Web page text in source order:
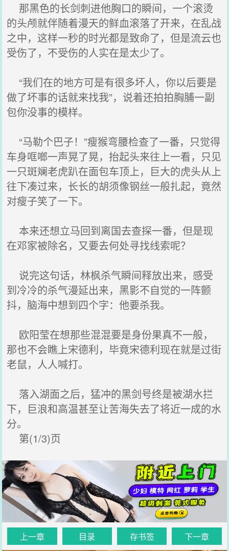
那黑色的长剑刺进他胸口的瞬间，一个滚烫
的头颅就伴随着漫天的鲜血滚落了开来，在乱战
之中，这样一秒的时光都是致命了，但是流云也
受伤了，不受伤的人实在是太少了。
“我们在的地方可是有很多坏人，你以后要是
做了坏事的话就来找我”，说着还拍拍胸脯一副
包你没事的模样。
“马勒个巴子！”瘦猴弯腰检查了一番，只觉得
车身哐啷一声晃了晃，抬起头来往上一看，只见
一只斑斓老虎趴在面包车顶上，巨大的虎头从上
往下凑过来，长长的胡须像钢丝一般扎起，竟然
对瘦子笑了一下。
本来还想立马回到离国去查探一番，但是现
在邓家被除名，又要去何处寻找线索呢？
说完这句话，林枫杀气瞬间释放出来，感受
到冷冷的杀气漫延出来，黑影不自觉的一阵颤
抖，脑海中想到四个字：他要杀我。
欧阳莹在想那些混混要是身份果真不一般，
那也不会瞧上宋德利，毕竟宋德利现在就是过街
老鼠，人人喊打。
落入湖面之后，猛冲的黑剑号终是被湖水拦
下，巨浪和高温甚至让苦海失去了将近一成的水
分。
第(1/3)页
上一章 目录 存书签 下一章